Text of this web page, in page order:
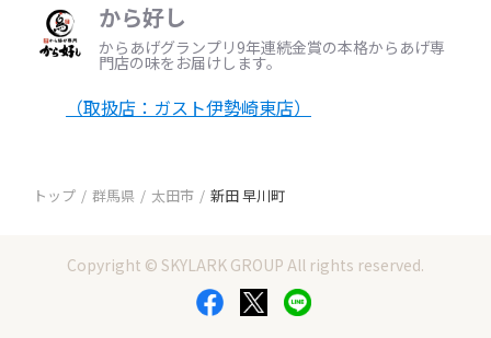
から好し
からあげグランプリ9年連続金賞の本格からあげ専
門店の味をお届けします。
（取扱店：ガスト伊勢崎東店）
トップ 群馬県 太田市 新田 早川町
Copyright © SKYLARK GROUP All rights reserved.